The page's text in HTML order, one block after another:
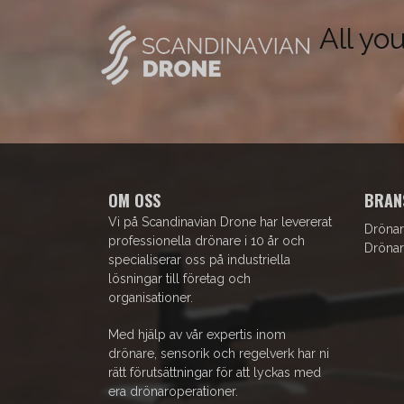
All
OM OSS
Vi på Scandinavian Drone har levererat
professionella drönare i 10 år och
specialiserar oss på industriella
lösningar till företag och
organisationer.
Med hjälp av vår expertis inom
drönare, sensorik och regelverk har ni
rätt förutsättningar för att lyckas med
era drönaroperationer.